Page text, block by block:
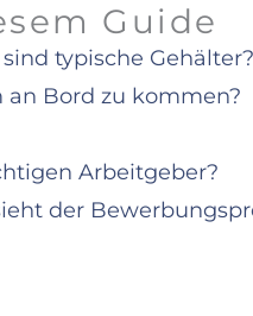
Guide
typische Gehälter?​
Bord zu kommen?​
Arbeitgeber?​
der